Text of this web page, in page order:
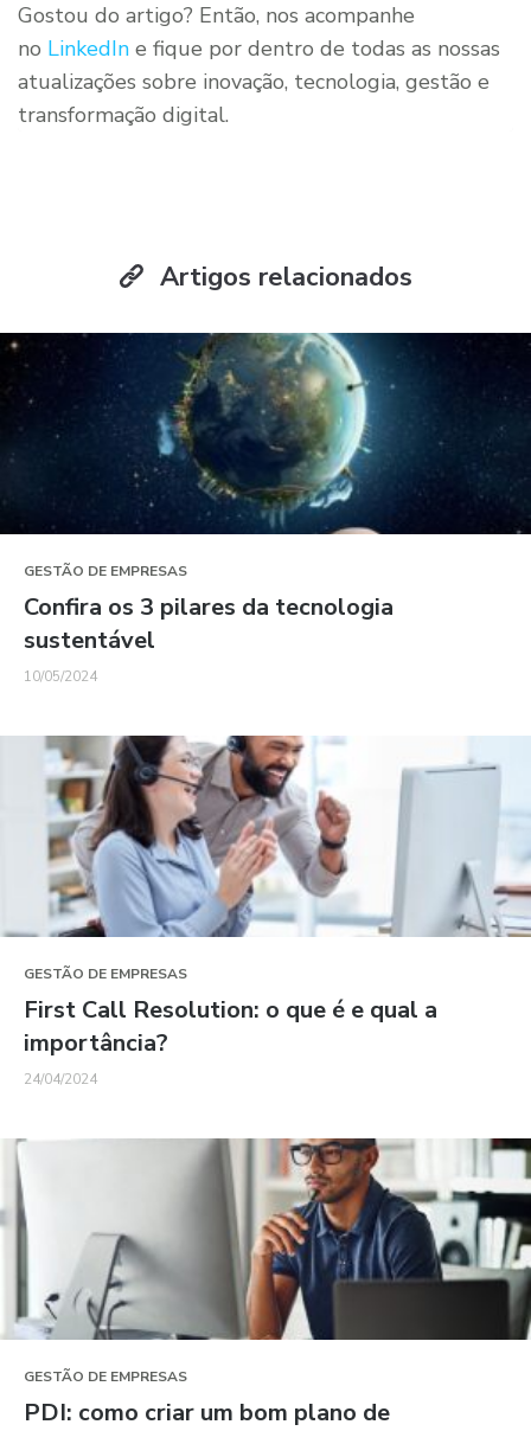
Gostou do artigo? Então, nos acompanhe
no LinkedIn e fique por dentro de todas as nossas
atualizações sobre inovação, tecnologia, gestão e
transformação digital.
Artigos relacionados
GESTÃO DE EMPRESAS
Confira os 3 pilares da tecnologia
sustentável
10/05/2024
GESTÃO DE EMPRESAS
First Call Resolution: o que é e qual a
importância?
24/04/2024
GESTÃO DE EMPRESAS
PDI: como criar um bom plano de